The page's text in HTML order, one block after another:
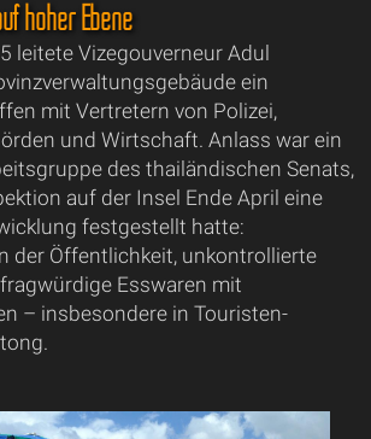
hoher Ebene
leitete Vizegouverneur Adul
ein
mit Vertretern von Polizei,
und Wirtschaft. Anlass war ein
des thailändischen Senats,
auf der Insel Ende April eine
festgestellt hatte:
der Öffentlichkeit, unkontrollierte
Esswaren mit
– insbesondere in Touristen-